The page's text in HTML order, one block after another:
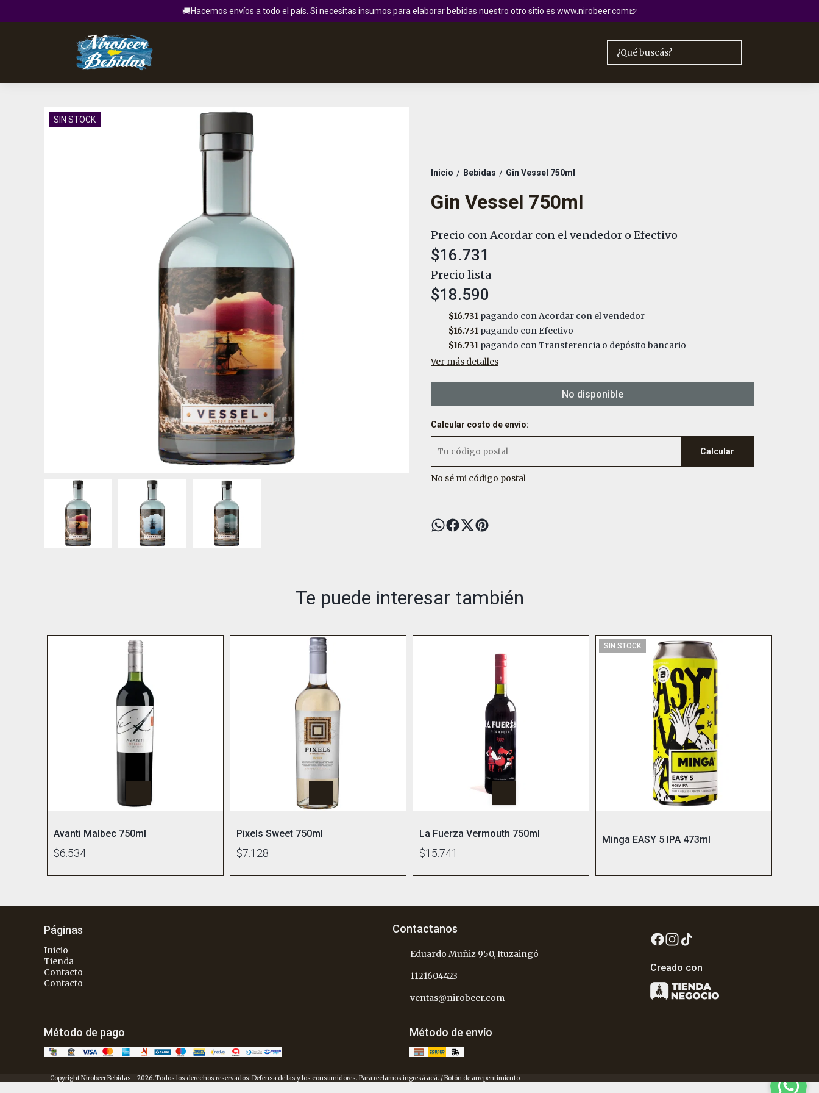
🚚Hacemos envíos a todo el país. Si necesitas insumos para elaborar bebidas nuestro otro sitio es www.nirobeer.com🍺
SIN STOCK
Inicio / Bebidas / Gin Vessel 750ml
Gin Vessel 750ml
Precio con Acordar con el vendedor o Efectivo
$16.731
Precio lista
$18.590
$16.731 pagando con Acordar con el vendedor
$16.731 pagando con Efectivo
$16.731 pagando con Transferencia o depósito bancario
Ver más detalles
No disponible
Calcular costo de envío:
Calcular
No sé mi código postal
Te puede interesar también
Avanti Malbec 750ml
$6.534
Pixels Sweet 750ml
$7.128
La Fuerza Vermouth 750ml
$15.741
SIN STOCK
Minga EASY 5 IPA 473ml
Páginas
Inicio
Tienda
Contacto
Contacto
Contactanos
Eduardo Muñiz 950, Ituzaingó
1121604423
ventas@nirobeer.com
Creado con
Método de pago Método de envío
Copyright Nirobeer Bebidas - 2026. Todos los derechos reservados. Defensa de las y los consumidores. Para reclamos ingresá acá. /Botón de arrepentimiento